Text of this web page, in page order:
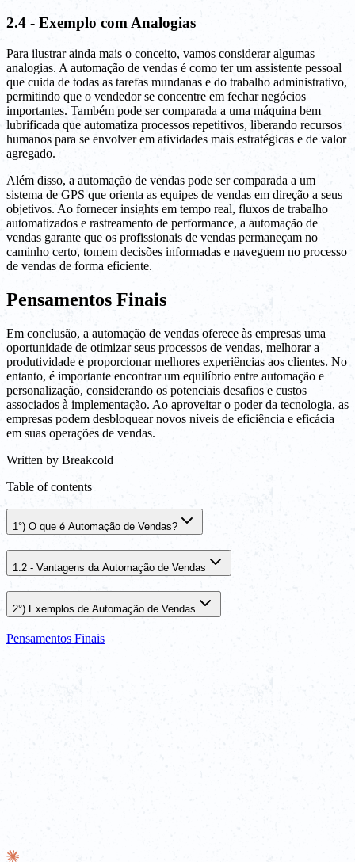
2.4 - Exemplo com Analogias
Para ilustrar ainda mais o conceito, vamos considerar algumas
analogias. A automação de vendas é como ter um assistente pessoal
que cuida de todas as tarefas mundanas e do trabalho administrativo,
permitindo que o vendedor se concentre em fechar negócios
importantes. Também pode ser comparada a uma máquina bem
lubrificada que automatiza processos repetitivos, liberando recursos
humanos para se envolver em atividades mais estratégicas e de valor
agregado.
Além disso, a automação de vendas pode ser comparada a um
sistema de GPS que orienta as equipes de vendas em direção a seus
objetivos. Ao fornecer insights em tempo real, fluxos de trabalho
automatizados e rastreamento de performance, a automação de
vendas garante que os profissionais de vendas permaneçam no
caminho certo, tomem decisões informadas e naveguem no processo
de vendas de forma eficiente.
Pensamentos Finais
Em conclusão, a automação de vendas oferece às empresas uma
oportunidade de otimizar seus processos de vendas, melhorar a
produtividade e proporcionar melhores experiências aos clientes. No
entanto, é importante encontrar um equilíbrio entre automação e
personalização, considerando os potenciais desafios e custos
associados à implementação. Ao aproveitar o poder da tecnologia, as
empresas podem desbloquear novos níveis de eficiência e eficácia
em suas operações de vendas.
Written by Breakcold
Table of contents
1°) O que é Automação de Vendas?
1.2 - Vantagens da Automação de Vendas
2°) Exemplos de Automação de Vendas
Pensamentos Finais